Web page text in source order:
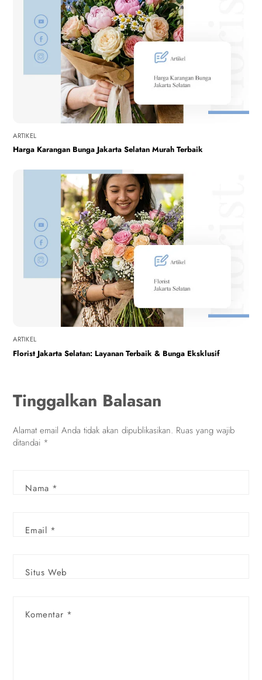
ARTIKEL
Harga Karangan Bunga Jakarta Selatan Murah Terbaik
ARTIKEL
Florist Jakarta Selatan: Layanan Terbaik & Bunga Eksklusif
Tinggalkan Balasan
Alamat email Anda tidak akan dipublikasikan. Ruas yang wajib
ditandai *
Komentar *
Nama *
Email *
Situs Web